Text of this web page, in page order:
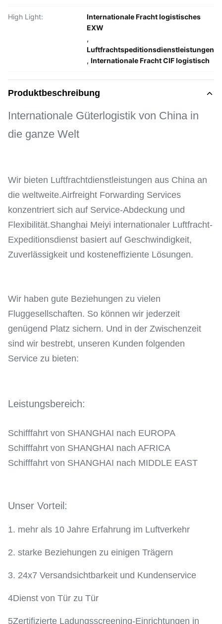
High Light:
Internationale Fracht logistisches
EXW
,
Luftfrachtspeditionsdienstleistungen
, Internationale Fracht CIF logistisch
Produktbeschreibung
Internationale Güterlogistik von China in
die ganze Welt
Wir bieten Luftfrachtdienstleistungen aus China an
die weltweite.Airfreight Forwarding Services
konzentriert sich auf Service-Abdeckung und
Flexibilität.Shanghai Meiyi internationaler Luftfracht-
Expeditionsdienst basiert auf Geschwindigkeit,
Zuverlässigkeit und kosteneffiziente Lösungen.
Wir haben gute Beziehungen zu vielen
Fluggesellschaften. So können wir jederzeit
genügend Platz sichern. Und in der Zwischenzeit
sind wir bestrebt, unseren Kunden folgenden
Service zu bieten:
Leistungsbereich:
Schifffahrt von SHANGHAI nach EUROPA
Schifffahrt von SHANGHAI nach AFRICA
Schifffahrt von SHANGHAI nach MIDDLE EAST
Unser Vorteil:
1. mehr als 10 Jahre Erfahrung im Luftverkehr
2. starke Beziehungen zu einigen Trägern
3. 24x7 Versandsichtbarkeit und Kundenservice
4Dienst von Tür zu Tür
5Zertifizierte Ladungsscreening-Einrichtungen in